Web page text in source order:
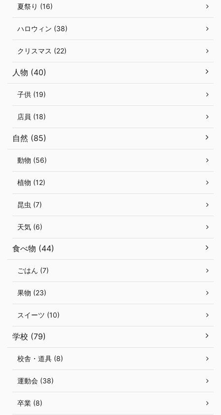
夏祭り (16)
ハロウィン (38)
クリスマス (22)
人物 (40)
子供 (19)
店員 (18)
自然 (85)
動物 (56)
植物 (12)
昆虫 (7)
天気 (6)
食べ物 (44)
ごはん (7)
果物 (23)
スイーツ (10)
学校 (79)
校舎・道具 (8)
運動会 (38)
卒業 (8)